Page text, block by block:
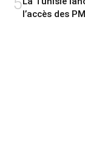
l’accès des